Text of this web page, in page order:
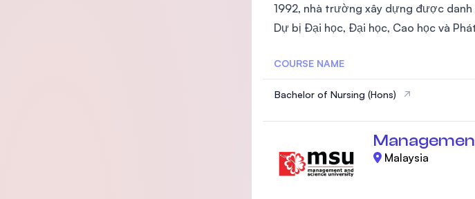
1992, nhà trường xây dựng được
Dự bị Đại học, Đại học, Cao học và
COURSE NAME
Bachelor of Nursing (Hons)
Malaysia